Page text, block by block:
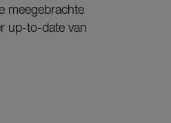
meegebrachte
up-to-date van